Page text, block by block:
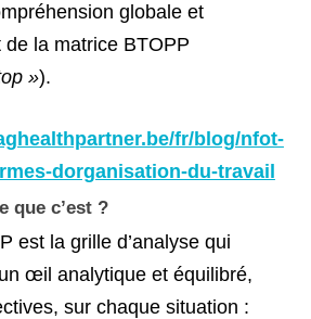
globale et
de la matrice BTOPP
»).
fr/blog/nfot-
dorganisation-du-travail
que c’est ?
est la grille d’analyse qui
œil analytique et équilibré,
sur chaque situation :